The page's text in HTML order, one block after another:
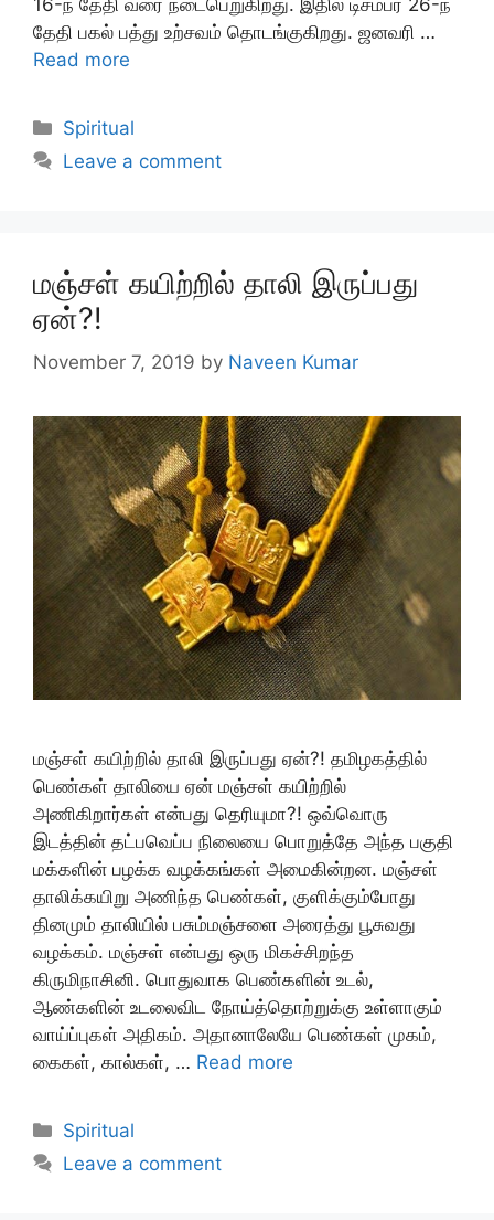
தேதி பகல் பத்து உற்சவம் தொடங்குகிறது. ஜனவரி …
Read more
Categories
Spiritual
Leave a comment
மஞ்சள் கயிற்றில் தாலி இருப்பது
ஏன்?!
November 7, 2019 by Naveen Kumar
மஞ்சள் கயிற்றில் தாலி இருப்பது ஏன்?! தமிழகத்தில்
பெண்கள் தாலியை ஏன் மஞ்சள் கயிற்றில்
அணிகிறார்கள் என்பது தெரியுமா?! ஒவ்வொரு
இடத்தின் தட்பவெப்ப நிலையை பொறுத்தே அந்த பகுதி
மக்களின் பழக்க வழக்கங்கள் அமைகின்றன. மஞ்சள்
தாலிக்கயிறு அணிந்த பெண்கள், குளிக்கும்போது
தினமும் தாலியில் பசும்மஞ்சளை அரைத்து பூசுவது
வழக்கம். மஞ்சள் என்பது ஒரு மிகச்சிறந்த
கிருமிநாசினி. பொதுவாக பெண்களின் உடல்,
ஆண்களின் உடலைவிட நோய்த்தொற்றுக்கு உள்ளாகும்
வாய்ப்புகள் அதிகம். அதானாலேயே பெண்கள் முகம்,
கைகள், கால்கள், … Read more
Categories
Spiritual
Leave a comment